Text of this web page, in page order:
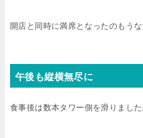
開店と同時に満席となったのもうな
午後も縦横無尽に
食事後は数本タワー側を滑りました